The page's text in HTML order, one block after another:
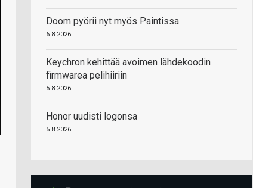
Doom pyörii nyt myös Paintissa
6.8.2026
Keychron kehittää avoimen lähdekoodin
firmwarea pelihiiriin
5.8.2026
Honor uudisti logonsa
5.8.2026